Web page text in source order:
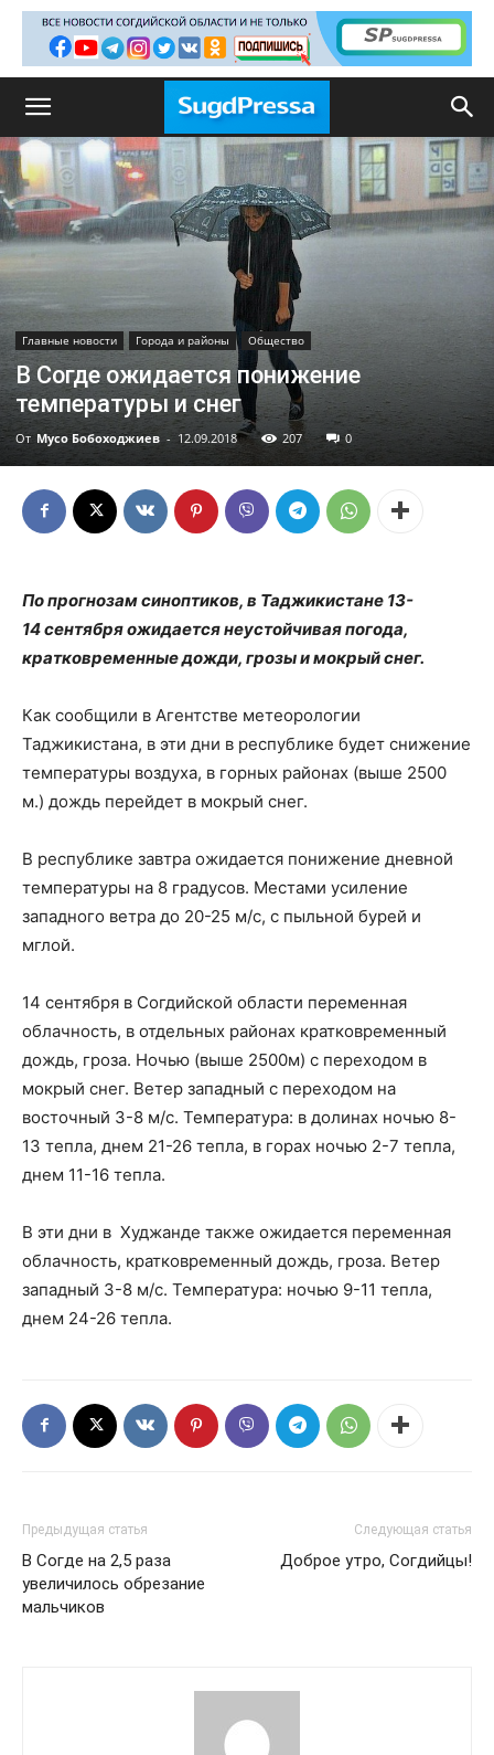
Главные новости Города и районы Общество
В Согде ожидается понижение
температуры и снег
От Мусо Бобоходжиев - 12.09.2018 207 0
По прогнозам синоптиков, в Таджикистане 13-
14 сентября ожидается неустойчивая погода,
кратковременные дожди, грозы и мокрый снег.
Как сообщили в Агентстве метеорологии
Таджикистана, в эти дни в республике будет снижение
температуры воздуха, в горных районах (выше 2500
м.) дождь перейдет в мокрый снег.
В республике завтра ожидается понижение дневной
температуры на 8 градусов. Местами усиление
западного ветра до 20-25 м/с, с пыльной бурей и
мглой.
14 сентября в Согдийской области переменная
облачность, в отдельных районах кратковременный
дождь, гроза. Ночью (выше 2500м) с переходом в
мокрый снег. Ветер западный с переходом на
восточный 3-8 м/с. Температура: в долинах ночью 8-
13 тепла, днем 21-26 тепла, в горах ночью 2-7 тепла,
днем 11-16 тепла.
В эти дни в Худжанде также ожидается переменная
облачность, кратковременный дождь, гроза. Ветер
западный 3-8 м/с. Температура: ночью 9-11 тепла,
днем 24-26 тепла.
Предыдущая статья
В Согде на 2,5 раза
увеличилось обрезание
мальчиков
Следующая статья
Доброе утро, Согдийцы!